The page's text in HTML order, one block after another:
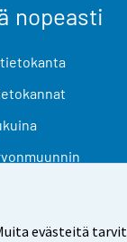
evästeitä
nopeasti